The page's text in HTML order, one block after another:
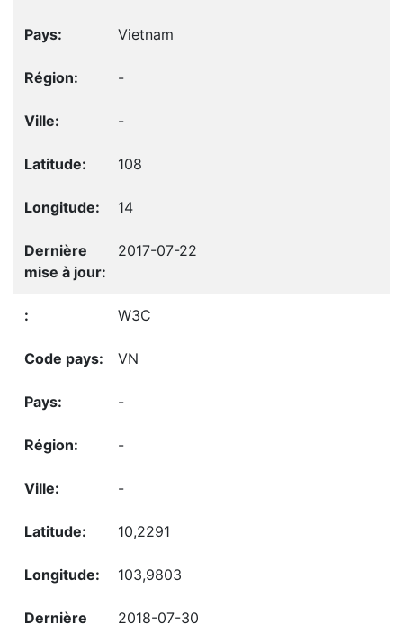
Vietnam
-
-
108
14
2017-07-22
W3C
VN
-
-
-
10,2291
103,9803
2018-07-30